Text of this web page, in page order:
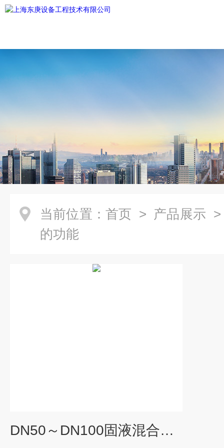
当前位置： 首页 > 产品展示
的功能
DN50～DN100固液混合的功能